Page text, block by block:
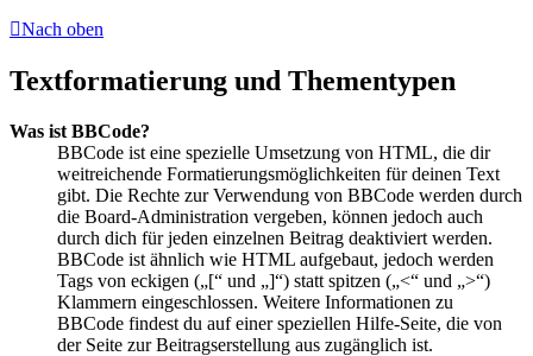
Nach oben
Textformatierung und Thementypen
Was ist BBCode?
BBCode ist eine spezielle Umsetzung von HTML, die dir
weitreichende Formatierungsmöglichkeiten für deinen Text
gibt. Die Rechte zur Verwendung von BBCode werden durch
die Board-Administration vergeben, können jedoch auch
durch dich für jeden einzelnen Beitrag deaktiviert werden.
BBCode ist ähnlich wie HTML aufgebaut, jedoch werden
Tags von eckigen („[“ und „]“) statt spitzen („<“ und „>“)
Klammern eingeschlossen. Weitere Informationen zu
BBCode findest du auf einer speziellen Hilfe-Seite, die von
der Seite zur Beitragserstellung aus zugänglich ist.